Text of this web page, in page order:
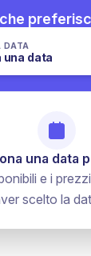
pasti
nell'itinerario
guide
e le tradizioni
DATA
una data
una data
e i
scelto la